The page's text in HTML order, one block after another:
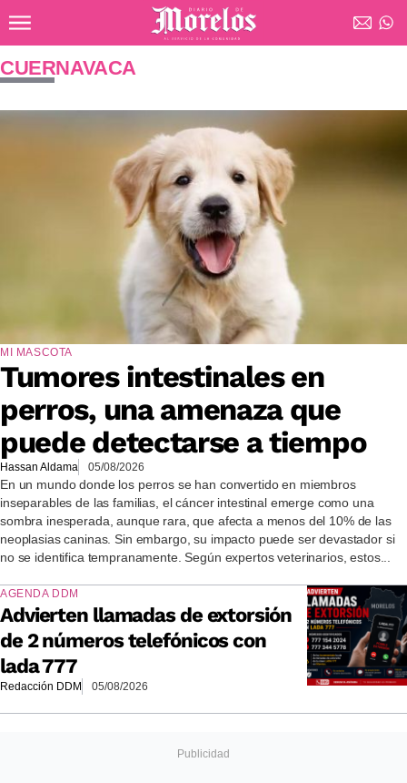
Diario de Morelos
CUERNAVACA
MI MASCOTA
Tumores intestinales en
perros, una amenaza que
puede detectarse a tiempo
Hassan Aldama 05/08/2026
En un mundo donde los perros se han convertido en miembros
inseparables de las familias, el cáncer intestinal emerge como una
sombra inesperada, aunque rara, que afecta a menos del 10% de las
neoplasias caninas. Sin embargo, su impacto puede ser devastador si
no se identifica tempranamente. Según expertos veterinarios, estos...
AGENDA DDM
Advierten llamadas de extorsión
de 2 números telefónicos con
lada 777
Redacción DDM 05/08/2026